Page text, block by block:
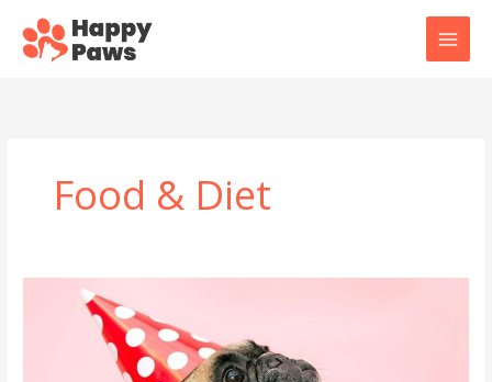
content
Food & Diet